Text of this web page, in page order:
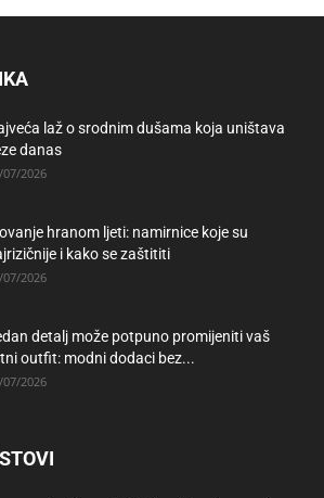
laž o srodnim dušama koja uništava
danas
07/2026
hranom ljeti: namirnice koje su
i kako se zaštititi
07/2026
detalj može potpuno promijeniti vaš
outfit: modni dodaci bez...
07/2026